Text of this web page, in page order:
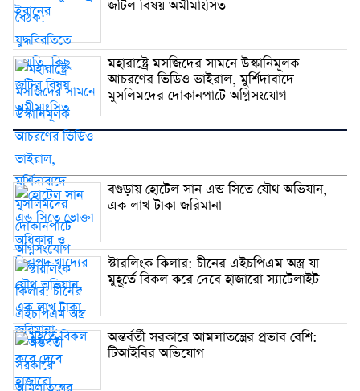
জটিল বিষয় অমীমাংসিত
মহারাষ্ট্রে মসজিদের সামনে উস্কানিমূলক
আচরণের ভিডিও ভাইরাল, মুর্শিদাবাদে
মুসলিমদের দোকানপাটে অগ্নিসংযোগ
বগুড়ায় হোটেল সান এন্ড সিতে যৌথ অভিযান,
এক লাখ টাকা জরিমানা
স্টারলিংক কিলার: চীনের এইচপিএম অস্ত্র যা
মুহূর্তে বিকল করে দেবে হাজারো স্যাটেলাইট
অন্তর্বর্তী সরকারে আমলাতন্ত্রের প্রভাব বেশি:
টিআইবির অভিযোগ